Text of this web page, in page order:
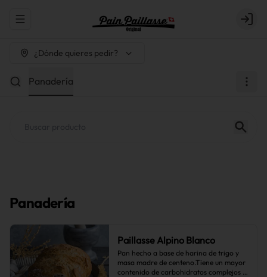
Abrir menu de navegación Login
¿Dónde quieres pedir?
Panadería
Panadería
Paillasse Alpino Blanco
Pan hecho a base de harina de trigo y
masa madre de centeno.Tiene un mayor
contenido de carbohidratos complejos